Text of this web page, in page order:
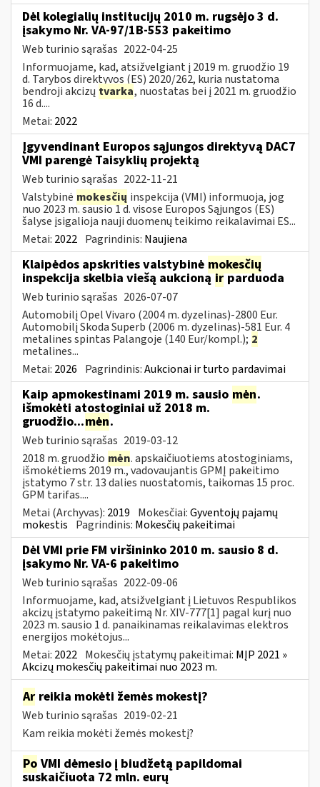
Dėl kolegialių institucijų 2010 m. rugsėjo 3 d.
įsakymo Nr. VA-97/1B-553 pakeitimo
Web turinio sąrašas 2022-04-25
Informuojame, kad, atsižvelgiant į 2019 m. gruodžio 19
d. Tarybos direktyvos (ES) 2020/262, kuria nustatoma
bendroji akcizų tvarka, nuostatas bei į 2021 m. gruodžio
16 d....
Metai: 2022
Įgyvendinant Europos sąjungos direktyvą DAC7
VMI parengė Taisyklių projektą
Web turinio sąrašas 2022-11-21
Valstybinė mokesčių inspekcija (VMI) informuoja, jog
nuo 2023 m. sausio 1 d. visose Europos Sąjungos (ES)
šalyse įsigalioja nauji duomenų teikimo reikalavimai ES...
Metai: 2022 Pagrindinis: Naujiena
Klaipėdos apskrities valstybinė mokesčių
inspekcija skelbia viešą aukcionąirparduoda
Web turinio sąrašas 2026-07-07
Automobilį Opel Vivaro (2004 m. dyzelinas)-2800 Eur.
Automobilį Skoda Superb (2006 m. dyzelinas)-581 Eur. 4
metalines spintas Palangoje (140 Eur/kompl.); 2
metalines...
Metai: 2026 Pagrindinis:Aukcionai ir turto pardavimai
Kaip apmokestinami 2019 m. sausio mėn.
išmokėti atostoginiai už 2018 m.
gruodžio...mėn.
Web turinio sąrašas 2019-03-12
2018 m. gruodžio mėn. apskaičiuotiems atostoginiams,
išmokėtiems 2019 m., vadovaujantis GPMĮ pakeitimo
įstatymo 7 str. 13 dalies nuostatomis, taikomas 15 proc.
GPM tarifas....
Metai (Archyvas): 2019 Mokesčiai:Gyventojų pajamų
mokestis Pagrindinis: Mokesčių pakeitimai
Dėl VMI prie FM viršininko 2010 m. sausio 8 d.
įsakymo Nr. VA-6 pakeitimo
Web turinio sąrašas 2022-09-06
Informuojame, kad, atsižvelgiant į Lietuvos Respublikos
akcizų įstatymo pakeitimą Nr. XIV-777[1] pagal kurį nuo
2023 m. sausio 1 d. panaikinamas reikalavimas elektros
energijos mokėtojus...
Metai: 2022 Mokesčių įstatymų pakeitimai: MĮP 2021 »
Akcizų mokesčių pakeitimai nuo 2023 m.
Ar reikia mokėti žemės mokestį?
Web turinio sąrašas 2019-02-21
Kam reikia mokėti žemės mokestį?
Po VMI dėmesio į biudžetą papildomai
suskaičiuota 72 mln. eurų